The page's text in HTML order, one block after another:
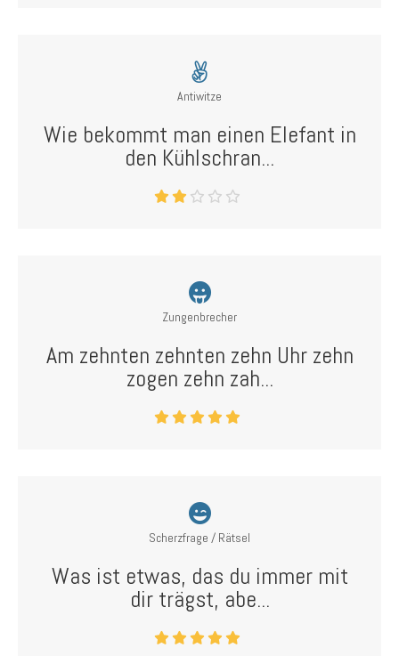
Antiwitze
Wie bekommt man einen Elefant in
den Kühlschran...
Zungenbrecher
Am zehnten zehnten zehn Uhr zehn
zogen zehn zah...
Scherzfrage / Rätsel
Was ist etwas, das du immer mit
dir trägst, abe...